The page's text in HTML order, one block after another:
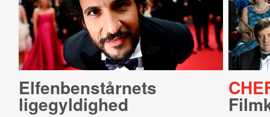
El­fen­ben­står­nets
ligegyldighed